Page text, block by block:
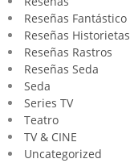
Reseñas Fantástico
Reseñas Historietas
Reseñas Rastros
Reseñas Seda
Seda
Series TV
Teatro
TV & CINE
Uncategorized